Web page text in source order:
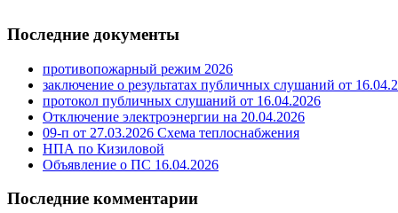
Последние документы
противопожарный режим 2026
заключение о результатах публичных слушаний от
протокол публичных слушаний от 16.04.2026
Отключение электроэнергии на 20.04.2026
09-п от 27.03.2026 Схема теплоснабжения
НПА по Кизиловой
Объявление о ПС 16.04.2026
Последние комментарии